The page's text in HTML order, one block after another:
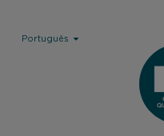
Português